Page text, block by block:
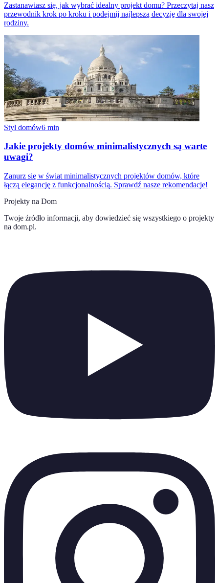
Zastanawiasz się, jak wybrać idealny projekt domu? Przeczytaj nasz
przewodnik krok po kroku i podejmij najlepszą decyzję dla swojej
rodziny.
Styl domów6 min
Jakie projekty domów minimalistycznych są warte
uwagi?
Zanurz się w świat minimalistycznych projektów domów, które
łączą elegancję z funkcjonalnością. Sprawdź nasze rekomendacje!
Projekty na Dom
Twoje źródło informacji, aby dowiedzieć się wszystkiego o projekty
na dom.pl.